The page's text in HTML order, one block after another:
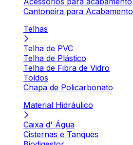
Cantoneira para Acabamento
Telhas
Telha de PVC
Telha de Plástico
Telha de Fibra de Vidro
Toldos
Chapa de Policarbonato
Material Hidráulico
Caixa d' Água
Cisternas e Tanques